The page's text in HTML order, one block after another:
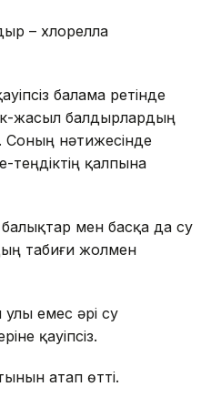
– хлорелла
балама ретінде
жасыл балдырлардың
Соның нәтижесінде
қалпына
мен басқа да су
табиғи жолмен
емес әрі су
қауіпсіз.
атап өтті.